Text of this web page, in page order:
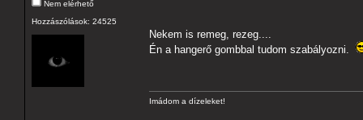
Nem elérhető
Hozzászólások: 24525
Nekem is remeg, rezeg....
Én a hangerő gombbal tudom szabályozni.
Imádom a dízeleket!